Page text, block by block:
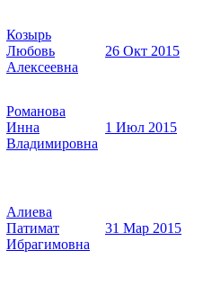
Козырь
Любовь
Алексеевна
26 Окт 2015
Романова
Инна
Владимировна
1 Июл 2015
Алиева
Патимат
Ибрагимовна
31 Мар 2015